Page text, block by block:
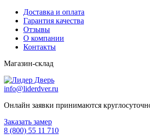
Доставка и оплата
Гарантия качества
Отзывы
О компании
Контакты
Магазин-склад
info@liderdver.ru
Онлайн заявки принимаются
Заказать замер
8 (800) 55 11 710